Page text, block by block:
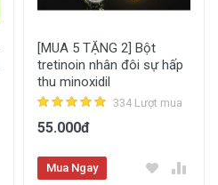
[MUA 5 TẶNG 2] Bột
tretinoin nhân đôi sự hấp
thu minoxidil
334 Lượt mua
55.000đ
Mua Ngay